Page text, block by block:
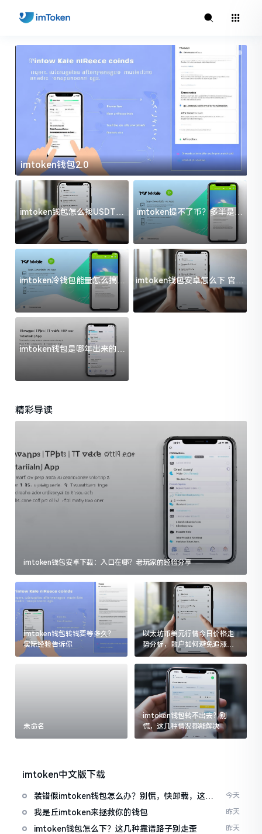
imtoken钱包2.0
imtoken钱包怎么找USDT地
址？三步搞定不踩坑
imtoken提不了币？多半是这
几件事没处理好
imtoken冷钱包能量怎么搞？
过来人告诉你门道
imtoken钱包安卓怎么下 官方
渠道避坑指南
imtoken钱包是哪年出来的？
一文给你说清楚
精彩导读
imtoken钱包安卓下载：入口在哪？老玩家的经验分享
imtoken钱包转钱要等多久？
实际经验告诉你
以太坊币美元行情今日价格走
势分析，散户如何避免追涨杀
跌被套牢
未命名
imtoken钱包转不出去？别
慌，这几种情况都能解决
imtoken中文版下载
装错假imtoken钱包怎么办？别慌，快卸载，这几
招能救急
今天
我是丘imtoken来拯救你的钱包 昨天
imtoken钱包怎么下？这几种靠谱路子别走歪 昨天